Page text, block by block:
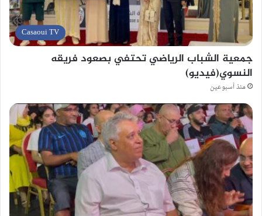
Casaoui TV
جمعية الشباب الرياضي تحتفي بصعود فريقه
النسوي(فيديو)
منذ أسبوعين